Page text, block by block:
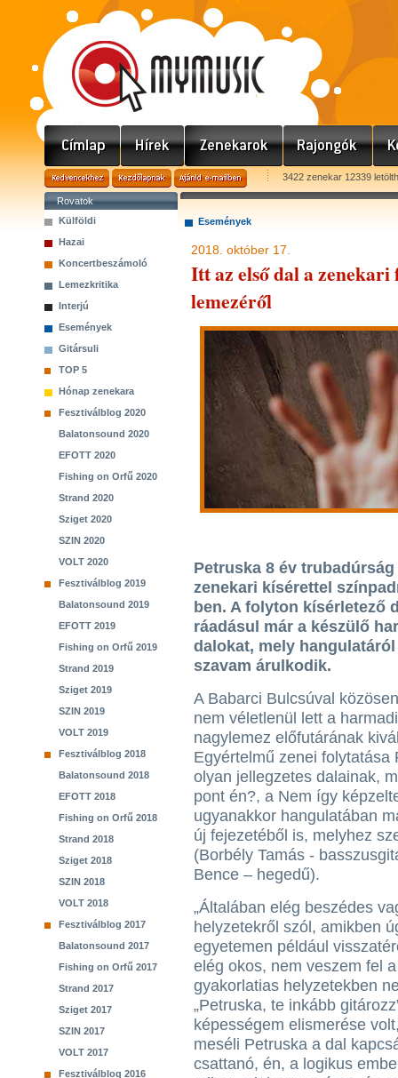
3422 zenekar 12339
Rovatok
Külföldi
Hazai
Koncertbeszámoló
Lemezkritika
Interjú
Események
Gitársuli
TOP 5
Hónap zenekara
Fesztiválblog 2020
Balatonsound 2020
EFOTT 2020
Fishing on Orfű 2020
Strand 2020
Sziget 2020
SZIN 2020
VOLT 2020
Fesztiválblog 2019
Balatonsound 2019
EFOTT 2019
Fishing on Orfű 2019
Strand 2019
Sziget 2019
SZIN 2019
VOLT 2019
Fesztiválblog 2018
Balatonsound 2018
EFOTT 2018
Fishing on Orfű 2018
Strand 2018
Sziget 2018
SZIN 2018
VOLT 2018
Fesztiválblog 2017
Balatonsound 2017
Fishing on Orfű 2017
Strand 2017
Sziget 2017
SZIN 2017
VOLT 2017
Fesztiválblog 2016
Események
2018. október 17.
Itt az első dal a
lemezéről
Petruska 8 év
zenekari kísérettel
ben. A folyton kísérletező
ráadásul már a készülő
dalokat, mely
szavam árulkodik.
A Babarci Bulcsúval
nem véletlenül lett a
nagylemez előfutárának
Egyértelmű zenei folytatása
olyan jellegzetes dalainak,
pont én?, a Nem így
ugyanakkor hangulatában
új fejezetéből is, melyhez
(Borbély Tamás -
Bence – hegedű).
„Általában elég beszédes
helyzetekről szól, amikben
egyetemen például
elég okos, nem veszem fel
gyakorlatias helyzetekben
„Petruska, te inkább
képességem elismerése
meséli Petruska a dal
csattanó, én, a logikus